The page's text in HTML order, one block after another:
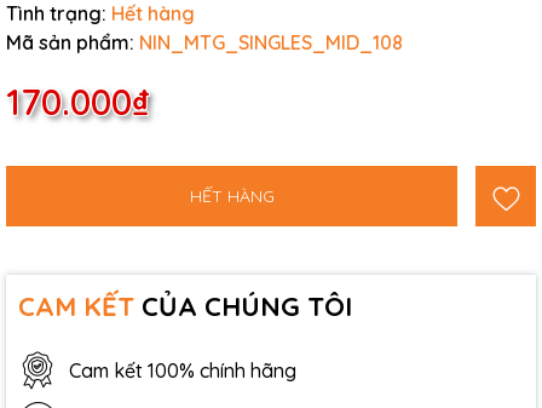
Tình trạng: Hết hàng
Mã sản phẩm: NIN_MTG_SINGLES_MID_108
170.000₫
HẾT HÀNG
CAM KẾT CỦA CHÚNG TÔI
Cam kết 100% chính hãng